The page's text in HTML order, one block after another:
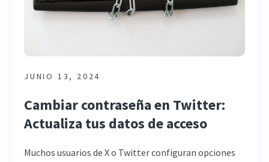
JUNIO 13, 2024
Cambiar contraseña en Twitter:
Actualiza tus datos de acceso
Muchos usuarios de X o Twitter configuran opciones